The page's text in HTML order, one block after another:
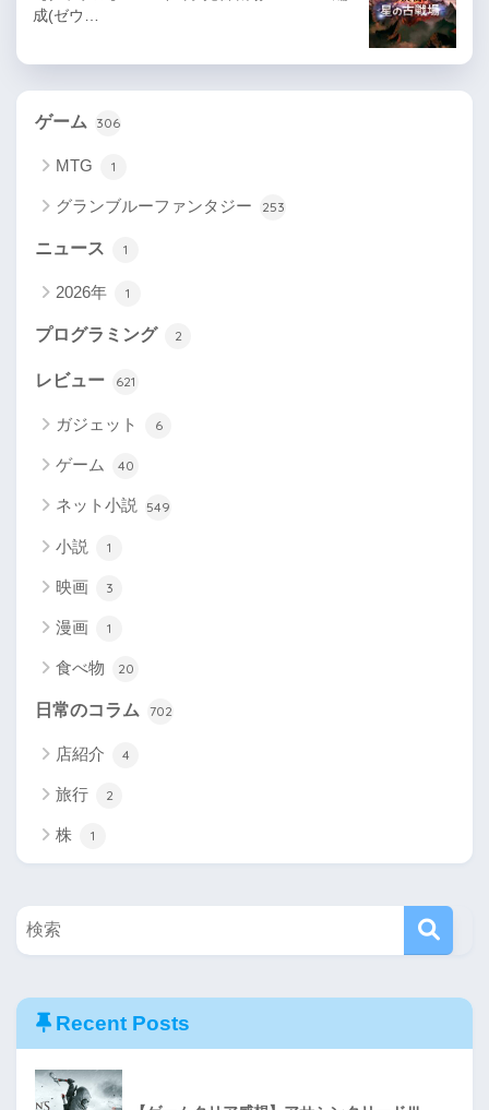
成(ゼウ…
ゲーム 306
MTG 1
グランブルーファンタジー 253
ニュース 1
2026年 1
プログラミング 2
レビュー 621
ガジェット 6
ゲーム 40
ネット小説 549
小説 1
映画 3
漫画 1
食べ物 20
日常のコラム 702
店紹介 4
旅行 2
株 1
Recent Posts